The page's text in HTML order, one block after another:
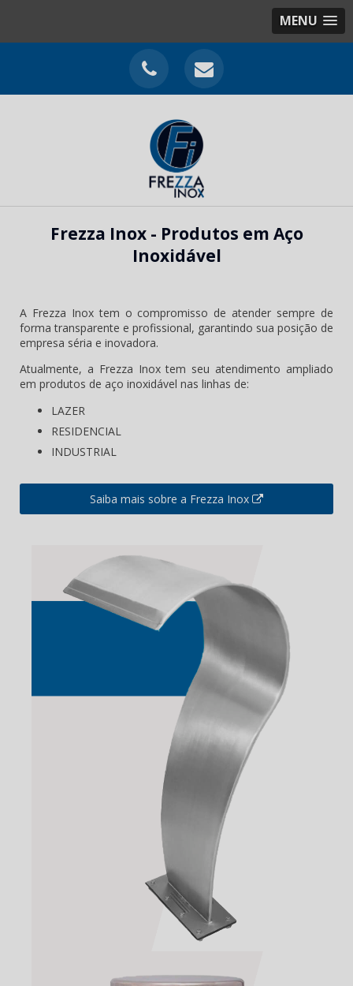
MENU
Frezza Inox - Produtos em Aço
Inoxidável
A Frezza Inox tem o compromisso de atender sempre de
forma transparente e profissional, garantindo sua posição de
empresa séria e inovadora.
Atualmente, a Frezza Inox tem seu atendimento ampliado
em produtos de aço inoxidável nas linhas de:
LAZER
RESIDENCIAL
INDUSTRIAL
Saiba mais sobre a Frezza Inox